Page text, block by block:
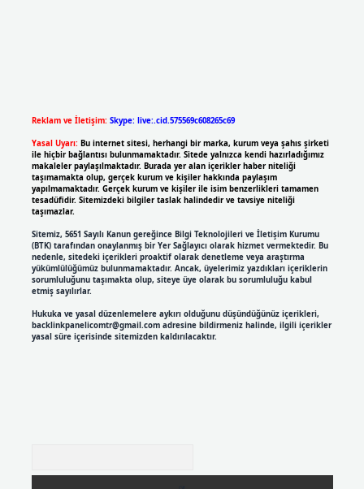
Reklam ve İletişim: Skype: live:.cid.575569c608265c69
Yasal Uyarı: Bu internet sitesi, herhangi bir marka, kurum veya şahıs şirketi
ile hiçbir bağlantısı bulunmamaktadır. Sitede yalnızca kendi hazırladığımız
makaleler paylaşılmaktadır. Burada yer alan içerikler haber niteliği
taşımamakta olup, gerçek kurum ve kişiler hakkında paylaşım
yapılmamaktadır. Gerçek kurum ve kişiler ile isim benzerlikleri tamamen
tesadüfidir. Sitemizdeki bilgiler taslak halindedir ve tavsiye niteliği
taşımazlar.
Sitemiz, 5651 Sayılı Kanun gereğince Bilgi Teknolojileri ve İletişim Kurumu
(BTK) tarafından onaylanmış bir Yer Sağlayıcı olarak hizmet vermektedir. Bu
nedenle, sitedeki içerikleri proaktif olarak denetleme veya araştırma
yükümlülüğümüz bulunmamaktadır. Ancak, üyelerimiz yazdıkları içeriklerin
sorumluluğunu taşımakta olup, siteye üye olarak bu sorumluluğu kabul
etmiş sayılırlar.
Hukuka ve yasal düzenlemelere aykırı olduğunu düşündüğünüz içerikleri,
backlinkpanelicomtr@gmail.comadresine bildirmeniz halinde, ilgili içerikler
yasal süre içerisinde sitemizden kaldırılacaktır.